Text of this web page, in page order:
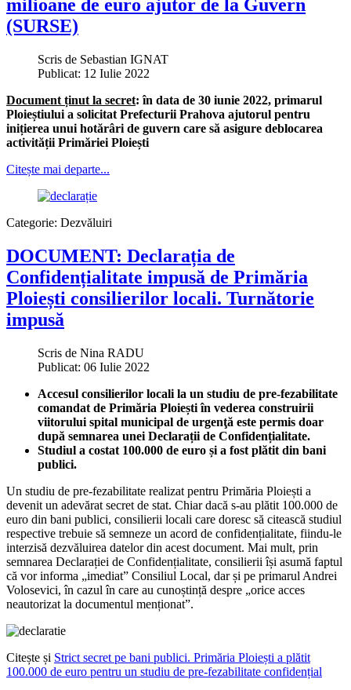
milioane de euro ajutor de la Guvern
(SURSE)
Scris de Sebastian IGNAT
Publicat: 12 Iulie 2022
Document ținut la secret: în data de 30 iunie 2022, primarul
Ploieștiului a solicitat Prefecturii Prahova ajutorul pentru
inițierea unui hotărâri de guvern care să asigure deblocarea
activității Primăriei Ploiești
Citește mai departe...
Categorie: Dezvăluiri
DOCUMENT: Declarația de
Confidențialitate impusă de Primăria
Ploiești consilierilor locali. Turnătorie
impusă
Scris de Nina RADU
Publicat: 06 Iulie 2022
Accesul consilierilor locali la un studiu de pre-fezabilitate
comandat de Primăria Ploiești în vederea construirii
viitorului spital municipal de urgenţă este permis doar
după semnarea unei Declarații de Confidențialitate.
Studiul a costat 100.000 de euro și a fost plătit din bani
publici.
Un studiu de pre-fezabilitate realizat pentru Primăria Ploiești a
devenit un adevărat secret de stat. Chiar dacă s-au plătit 100.000 de
euro din bani publici, consilierii locali care doresc să citească studiul
respective trebuie să semneze un acord de confidențialitate, fiindu-le
interzisă dezvăluirea datelor din acest document. Mai mult, prin
semnarea Declarației de Confidențialitate, consilierii își asumă faptul
că vor informa „imediat” Consiliul Local, dar și pe primarul Andrei
Volosevici, în cazul în care au cunoștință despre „orice acces
neautorizat la documentul menționat”.
Citește și Strict secret pe bani publici. Primăria Ploiești a plătit
100.000 de euro pentru un studiu de pre-fezabilitate confidențial